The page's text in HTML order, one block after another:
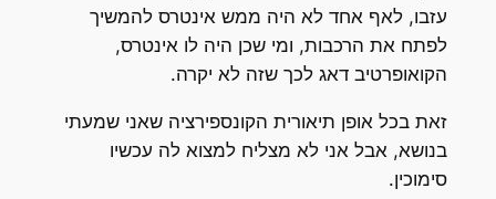
עזבו, לאף אחד לא היה ממש אינטרס להמשיך
לפתח את הרכבות, ומי שכן היה לו אינטרס,
הקואופרטיב דאג לכך שזה לא יקרה.
זאת בכל אופן תיאורית הקונספירציה שאני שמעתי
בנושא, אבל אני לא מצליח למצוא לה עכשיו
סימוכין.